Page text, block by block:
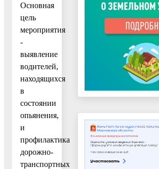
Основная
цель
мероприятия
-
выявление
водителей,
находящихся
в
состоянии
опьянения,
и
профилактика
дорожно-
транспортных